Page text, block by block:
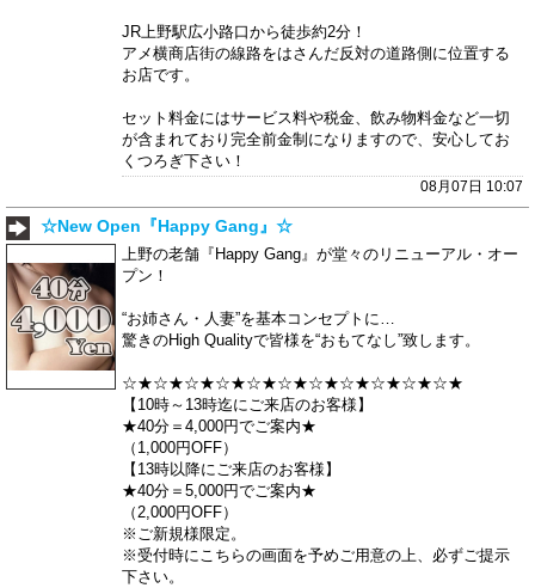
JR上野駅広小路口から徒歩約2分！
アメ横商店街の線路をはさんだ反対の道路側に位置する
お店です。
セット料金にはサービス料や税金、飲み物料金など一切
が含まれており完全前金制になりますので、安心してお
くつろぎ下さい！
08月07日 10:07
☆New Open『Happy Gang』☆
上野の老舗『Happy Gang』が堂々のリニューアル・オー
プン！
“お姉さん・人妻”を基本コンセプトに…
驚きのHigh Qualityで皆様を“おもてなし”致します。
☆★☆★☆★☆★☆★☆★☆★☆★☆★☆★☆★
【10時～13時迄にご来店のお客様】
★40分＝4,000円でご案内★
（1,000円OFF）
【13時以降にご来店のお客様】
★40分＝5,000円でご案内★
（2,000円OFF）
※ご新規様限定。
※受付時にこちらの画面を予めご用意の上、必ずご提示
下さい。